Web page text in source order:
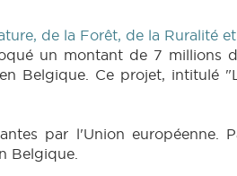
de la Forêt, de la Ruralité
un montant de 7 millions
Belgique. Ce projet, intitulé
par l'Union européenne.
Belgique.